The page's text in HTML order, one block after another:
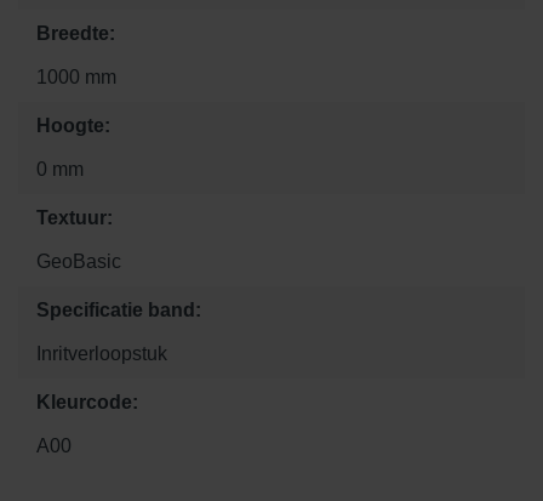
Breedte:
1000 mm
Hoogte:
0 mm
Textuur:
GeoBasic
Specificatie band:
Inritverloopstuk
Kleurcode:
A00